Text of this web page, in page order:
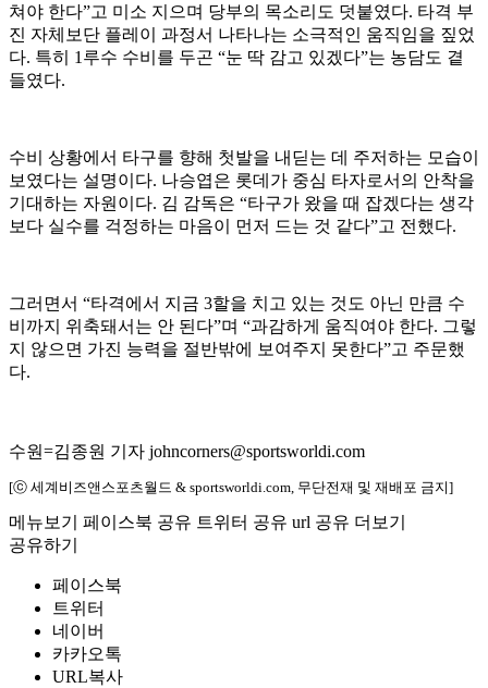
쳐야 한다”고 미소 지으며 당부의 목소리도 덧붙였다. 타격 부
진 자체보단 플레이 과정서 나타나는 소극적인 움직임을 짚었
다. 특히 1루수 수비를 두곤 “눈 딱 감고 있겠다”는 농담도 곁
들였다.
수비 상황에서 타구를 향해 첫발을 내딛는 데 주저하는 모습이
보였다는 설명이다. 나승엽은 롯데가 중심 타자로서의 안착을
기대하는 자원이다. 김 감독은 “타구가 왔을 때 잡겠다는 생각
보다 실수를 걱정하는 마음이 먼저 드는 것 같다”고 전했다.
그러면서 “타격에서 지금 3할을 치고 있는 것도 아닌 만큼 수
비까지 위축돼서는 안 된다”며 “과감하게 움직여야 한다. 그렇
지 않으면 가진 능력을 절반밖에 보여주지 못한다”고 주문했
다.
수원=김종원 기자 johncorners@sportsworldi.com
[ⓒ 세계비즈앤스포츠월드 & sportsworldi.com, 무단전재 및 재배포 금지]
메뉴보기 페이스북 공유 트위터 공유 url 공유 더보기
공유하기
페이스북
트위터
네이버
카카오톡
URL복사